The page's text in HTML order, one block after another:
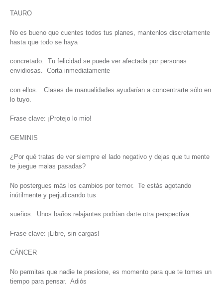
TAURO
No es bueno que cuentes todos tus planes, mantenlos discretamente
hasta que todo se haya
concretado. Tu felicidad se puede ver afectada por personas
envidiosas. Corta inmediatamente
con ellos. Clases de manualidades ayudarían a concentrarte sólo en
lo tuyo.
Frase clave: ¡Protejo lo mio!
GEMINIS
¿Por qué tratas de ver siempre el lado negativo y dejas que tu mente
te juegue malas pasadas?
No postergues más los cambios por temor. Te estás agotando
inútilmente y perjudicando tus
sueños. Unos baños relajantes podrían darte otra perspectiva.
Frase clave: ¡Libre, sin cargas!
CÁNCER
No permitas que nadie te presione, es momento para que te tomes un
tiempo para pensar. Adiós